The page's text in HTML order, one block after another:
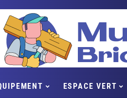
ESPACE VERT